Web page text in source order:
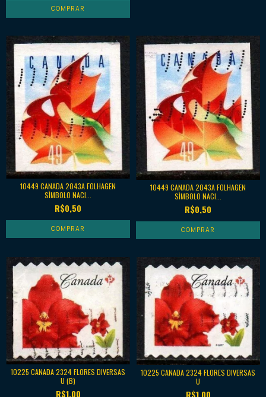
10449 CANADA 2043A FOLHAGEN
SÌMBOLO NACI...
R$0,50
10449 CANADA 2043A FOLHAGEN
SÌMBOLO NACI...
R$0,50
10225 CANADA 2324 FLORES DIVERSAS
U (B)
R$1,00
10225 CANADA 2324 FLORES DIVERSAS
U
R$1,00